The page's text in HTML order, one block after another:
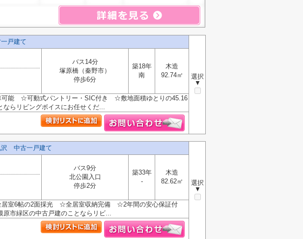
戸建て
選択
▼
バス14分
塚原橋（秦野市）
停歩6分
築18年
南
木造
92.74㎡
能 ☆可動式パントリー・SIC付き ☆敷地面積ゆとりの45.16
らリビングボイスにお任せくだ...
沢 中古一戸建て
選択
▼
バス9分
北公園入口
停歩2分
築33年
-
木造
82.62㎡
室6帖の2面採光 ☆全居室収納完備 ☆2年間の安心保証付
市緑区の中古戸建のことならリビ...